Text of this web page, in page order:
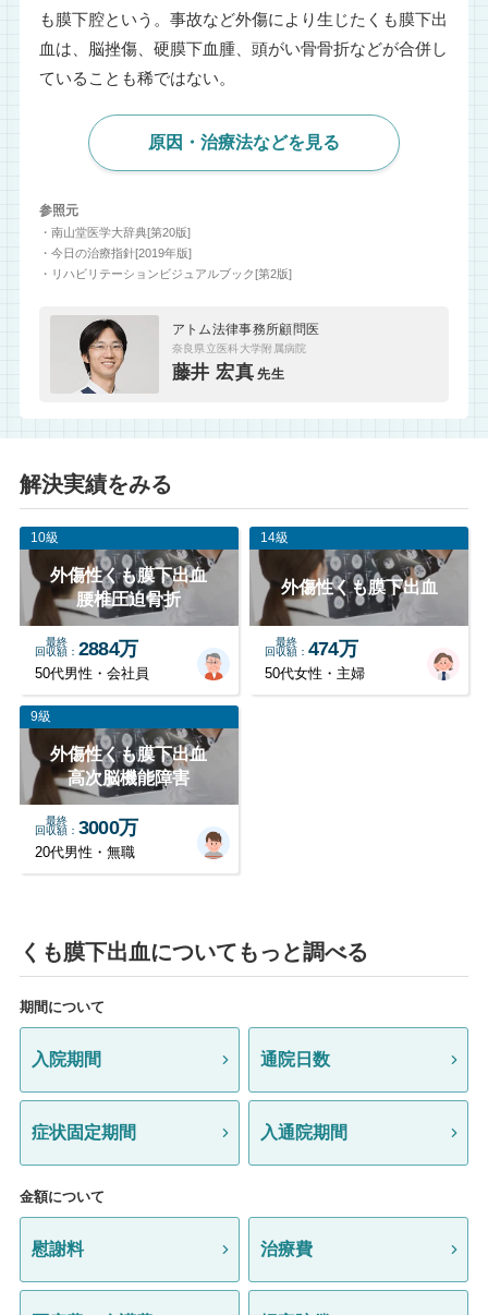
も膜下腔という。事故など外傷により生じたくも膜下出
血は、脳挫傷、硬膜下血腫、頭がい骨骨折などが合併し
ていることも稀ではない。
原因・治療法などを見る
参照元
・南山堂医学大辞典[第20版]
・今日の治療指針[2019年版]
・リハビリテーションビジュアルブック[第2版]
アトム法律事務所顧問医
奈良県立医科大学附属病院
藤井 宏真 先生
解決実績をみる
10級
外傷性くも膜下出血
腰椎圧迫骨折
最終
回収額
2884万
50代男性・会社員
14級
外傷性くも膜下出血
最終
回収額
474万
50代女性・主婦
9級
外傷性くも膜下出血
高次脳機能障害
最終
回収額
3000万
20代男性・無職
くも膜下出血についてもっと調べる
期間について
入院期間 通院日数
症状固定期間 入通院期間
金額について
慰謝料 治療費